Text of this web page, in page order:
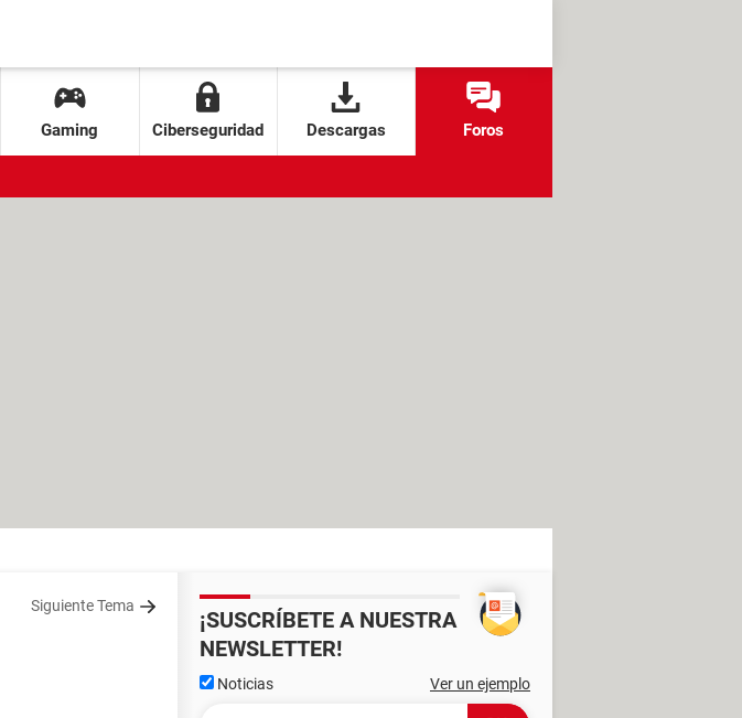
Gaming Ciberseguridad Descargas Foros
Siguiente Tema
¡SUSCRÍBETE A NUESTRA
NEWSLETTER!
Noticias Ver un ejemplo